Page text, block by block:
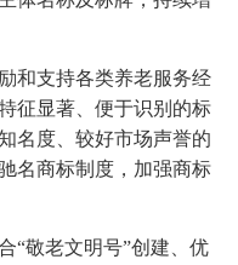
和支持各类养老服务经
征显著、便于识别的标
名度、较好市场声誉的
名商标制度，加强商标
“敬老文明号”创建、优